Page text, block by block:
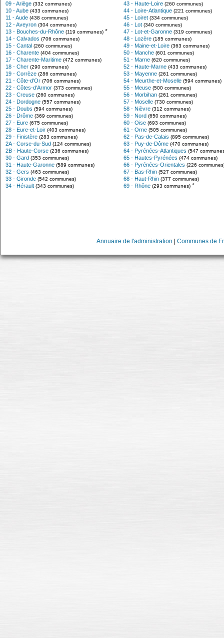
09 - Ariège (332 communes)
10 - Aube (433 communes)
11 - Aude (438 communes)
12 - Aveyron (304 communes)
13 - Bouches-du-Rhône (119 communes) *
14 - Calvados (706 communes)
15 - Cantal (260 communes)
16 - Charente (404 communes)
17 - Charente-Maritime (472 communes)
18 - Cher (290 communes)
19 - Corrèze (286 communes)
21 - Côte-d'Or (706 communes)
22 - Côtes-d'Armor (373 communes)
23 - Creuse (260 communes)
24 - Dordogne (557 communes)
25 - Doubs (594 communes)
26 - Drôme (369 communes)
27 - Eure (675 communes)
28 - Eure-et-Loir (403 communes)
29 - Finistère (283 communes)
2A - Corse-du-Sud (124 communes)
2B - Haute-Corse (236 communes)
30 - Gard (353 communes)
31 - Haute-Garonne (589 communes)
32 - Gers (463 communes)
33 - Gironde (542 communes)
34 - Hérault (343 communes)
43 - Haute-Loire (260 communes)
44 - Loire-Atlantique (221 communes)
45 - Loiret (334 communes)
46 - Lot (340 communes)
47 - Lot-et-Garonne (319 communes)
48 - Lozère (185 communes)
49 - Maine-et-Loire (363 communes)
50 - Manche (601 communes)
51 - Marne (620 communes)
52 - Haute-Marne (433 communes)
53 - Mayenne (261 communes)
54 - Meurthe-et-Moselle (594 communes)
55 - Meuse (500 communes)
56 - Morbihan (261 communes)
57 - Moselle (730 communes)
58 - Nièvre (312 communes)
59 - Nord (650 communes)
60 - Oise (693 communes)
61 - Orne (505 communes)
62 - Pas-de-Calais (895 communes)
63 - Puy-de-Dôme (470 communes)
64 - Pyrénées-Atlantiques (547
65 - Hautes-Pyrénées (474 communes)
66 - Pyrénées-Orientales (226
67 - Bas-Rhin (527 communes)
68 - Haut-Rhin (377 communes)
69 - Rhône (293 communes) *
Annuaire de l'administration Communes de